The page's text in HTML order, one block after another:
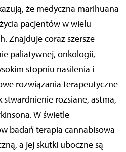
że medyczna marihuana
pacjentów w wielu
Znajduje coraz szersze
paliatywnej, onkologii,
stopniu nasilenia i
rozwiązania terapeutyczne
rozsiane, astma,
W świetle
badań terapia cannabisowa
a jej skutki uboczne są